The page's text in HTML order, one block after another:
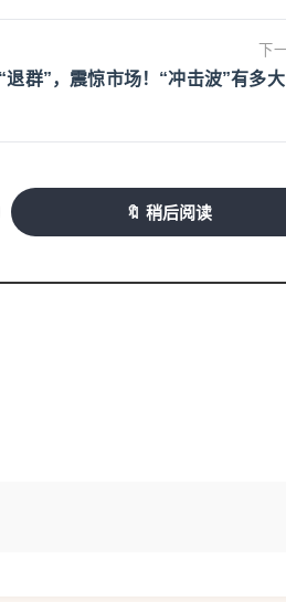
下
退群”，震惊市场！“冲击波”有多
🔖 稍后阅读